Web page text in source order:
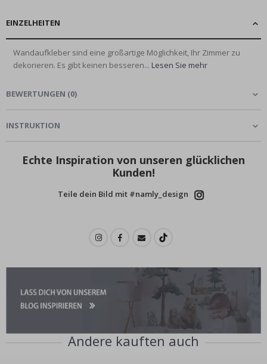
EINZELHEITEN
Wandaufkleber sind eine großartige Möglichkeit, Ihr Zimmer zu
dekorieren. Es gibt keinen besseren... Lesen Sie mehr
BEWERTUNGEN (0)
INSTRUKTION
Echte Inspiration von unseren glücklichen
Kunden!
Teile dein Bild mit #namly_design
Andere kauften auch